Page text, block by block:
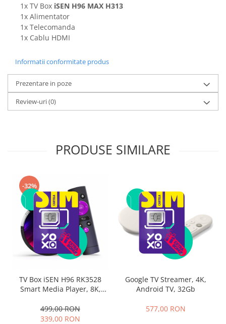
1x TV Box iSEN H96 MAX H313
1x Alimentator
1x Telecomanda
1x Cablu HDMI
Informatii conformitate produs
Prezentare in poze
Review-uri(0)
PRODUSE SIMILARE
-32%
TV Box iSEN H96 RK3528
Smart Media Player, 8K,
ROM, Wi-fi 6, RK3528 Quad
Core
499,00 RON
339,00 RON
Google TV Streamer, 4K,
Android TV, 32Gb
577,00 RON